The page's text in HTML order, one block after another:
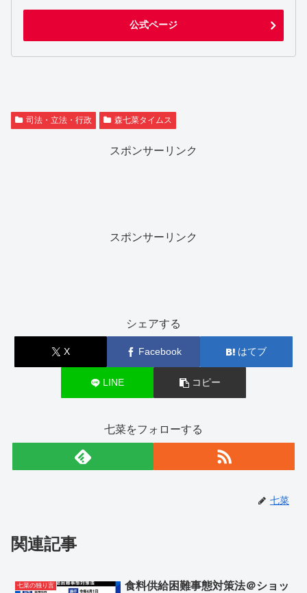
公式ページ
司法・立法・行政 森七菜タイムス
スポンサーリンク
スポンサーリンク
シェアする
X Facebook はてブ
LINE コピー
七菜をフォローする
七菜
関連記事
七菜の独り言
食料供給困難事態対策法＠ショッ